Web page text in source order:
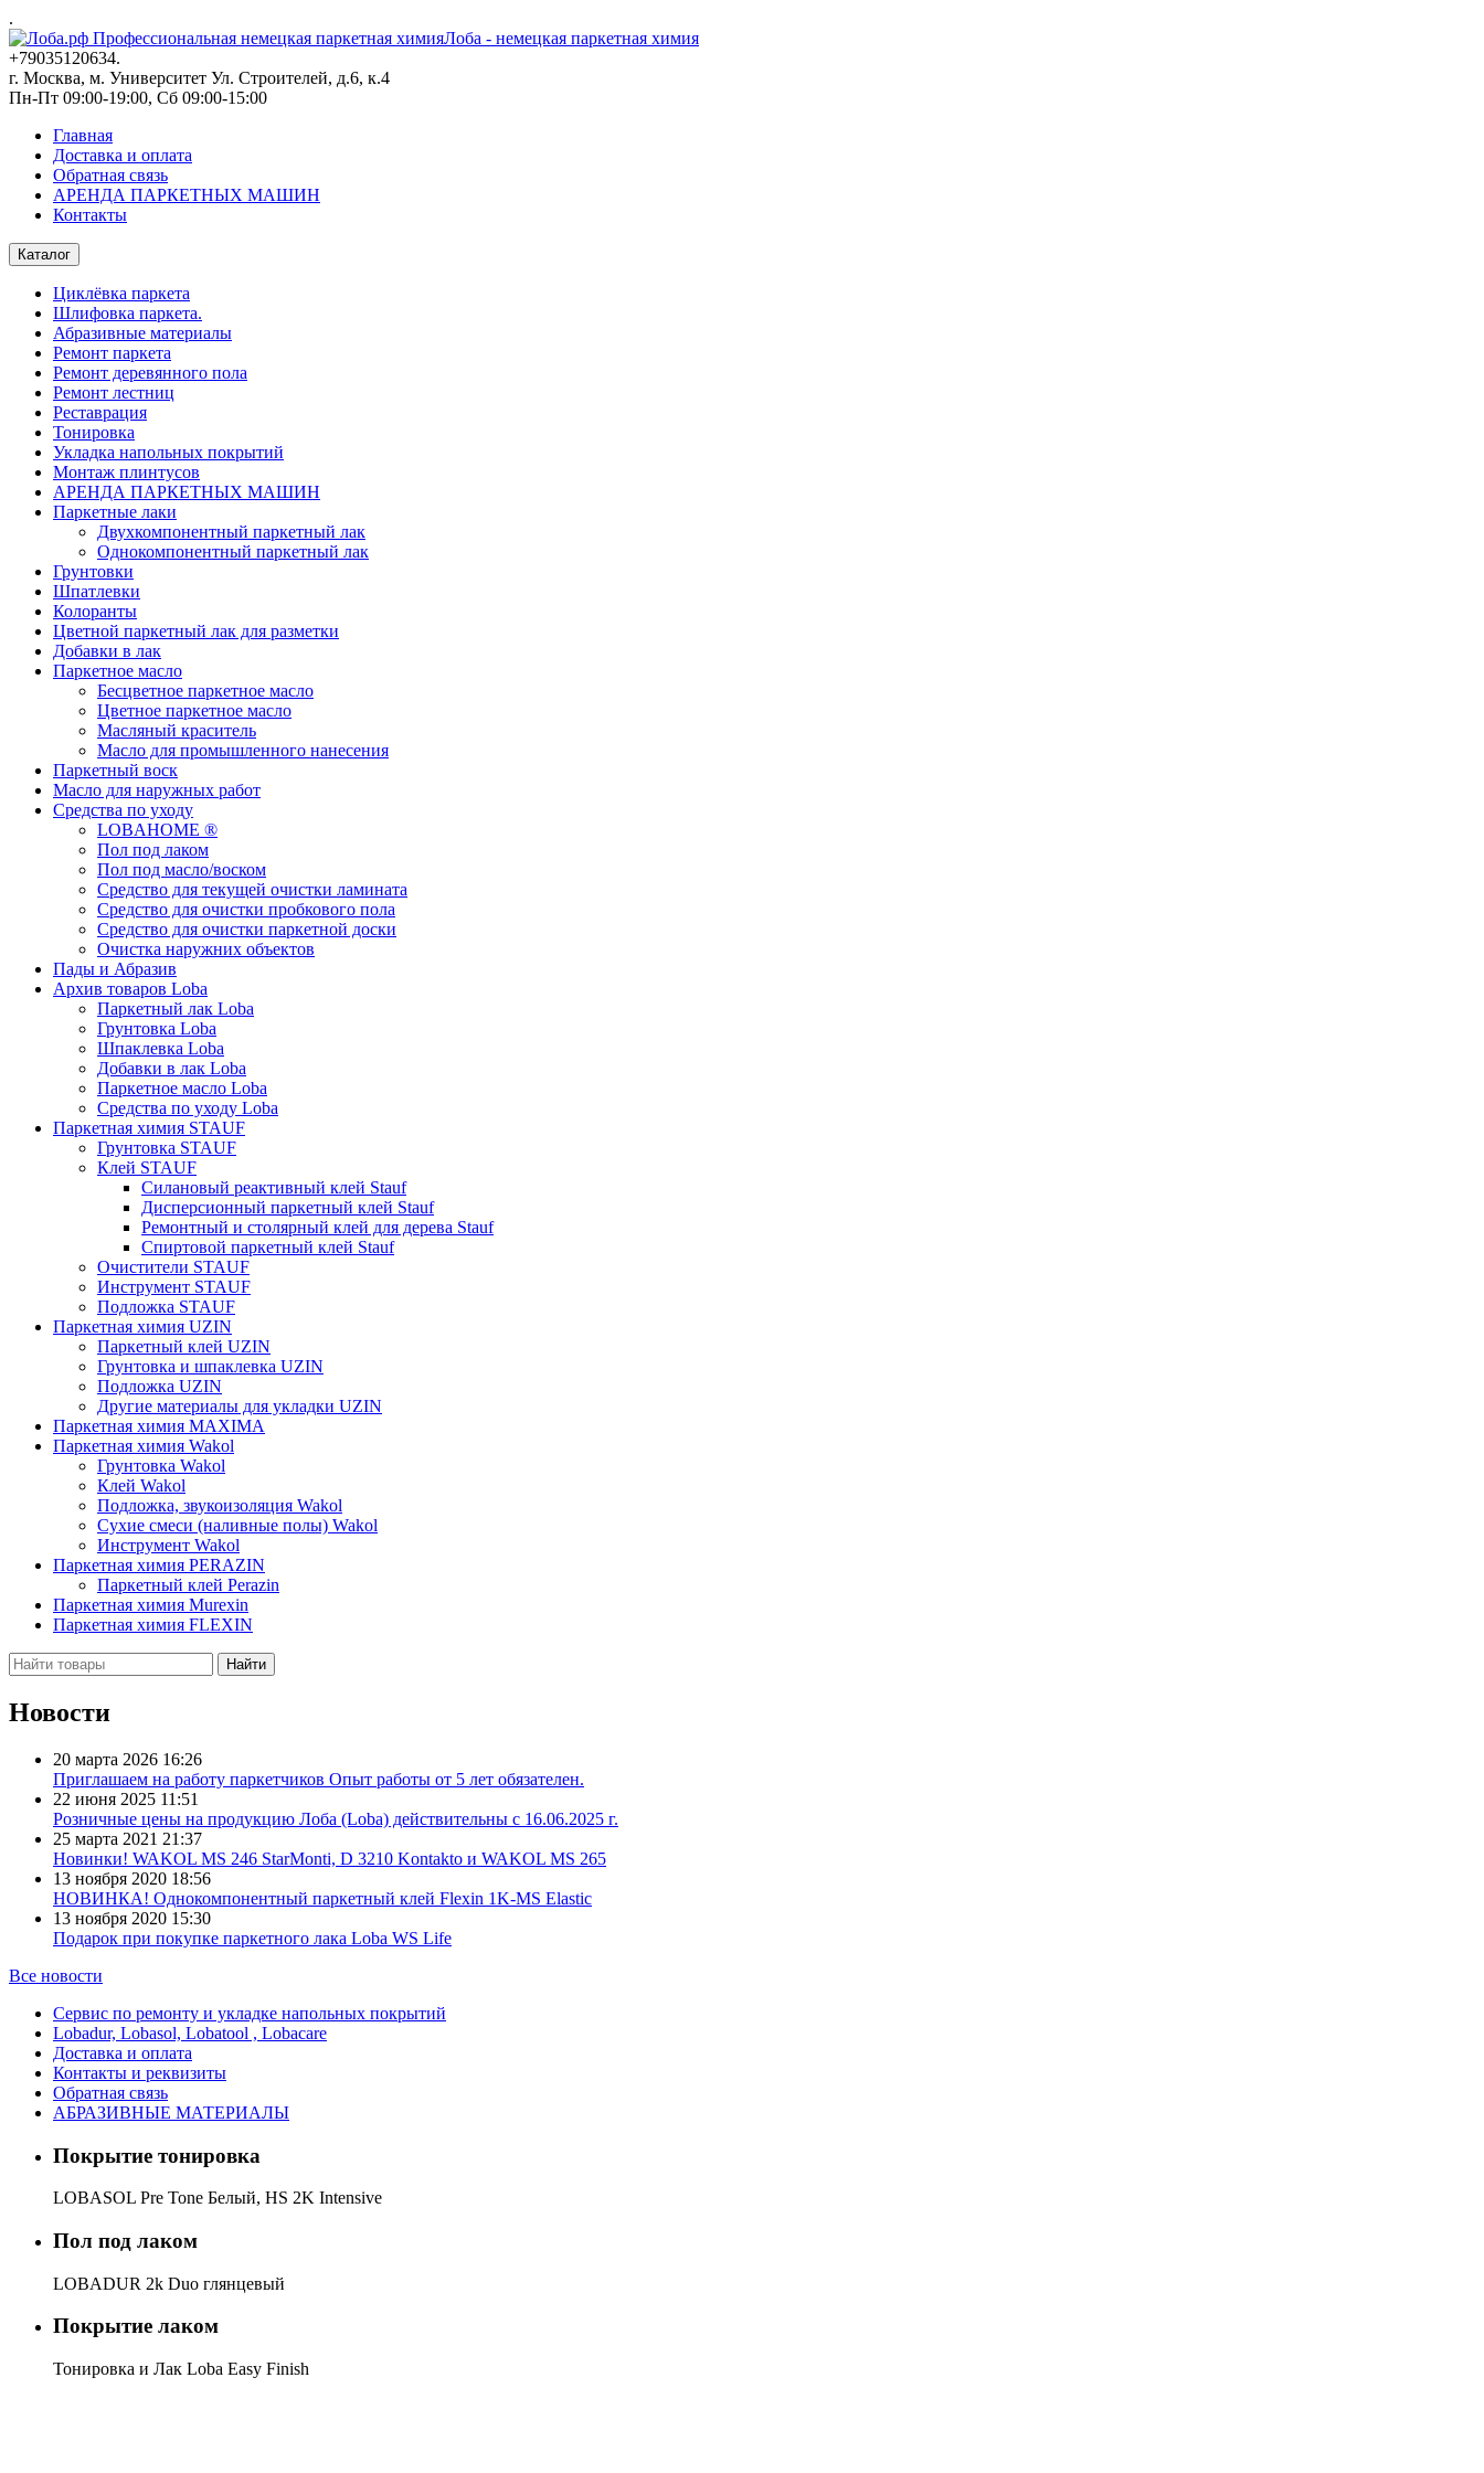
.
Лоба - немецкая паркетная химия
+79035120634​.
г. Москва, м. Университет Ул. Строителей, д.6, к.4
Пн-Пт 09:00-19:00, Сб 09:00-15:00
Главная
Доставка и оплата
Обратная связь
АРЕНДА ПАРКЕТНЫХ МАШИН
Контакты
Каталог
Циклёвка паркета
Шлифовка паркета.
Абразивные материалы
Ремонт паркета
Ремонт деревянного пола
Ремонт лестниц
Реставрация
Тонировка
Укладка напольных покрытий
Монтаж плинтусов
АРЕНДА ПАРКЕТНЫХ МАШИН
Паркетные лаки
Двухкомпонентный паркетный лак
Однокомпонентный паркетный лак
Грунтовки
Шпатлевки
Колоранты
Цветной паркетный лак для разметки
Добавки в лак
Паркетное масло
Бесцветное паркетное масло
Цветное паркетное масло
Масляный краситель
Масло для промышленного нанесения
Паркетный воск
Масло для наружных работ
Средства по уходу
LOBAHOME ®
Пол под лаком
Пол под масло/воском
Средство для текущей очистки ламината
Средство для очистки пробкового пола
Средство для очистки паркетной доски
Очистка наружних объектов
Пады и Абразив
Архив товаров Loba
Паркетный лак Loba
Грунтовка Loba
Шпаклевка Loba
Добавки в лак Loba
Паркетное масло Loba
Средства по уходу Loba
Паркетная химия STAUF
Грунтовка STAUF
Клей STAUF
Силановый реактивный клей Stauf
Дисперсионный паркетный клей Stauf
Ремонтный и столярный клей для дерева Stauf
Спиртовой паркетный клей Stauf
Очистители STAUF
Инструмент STAUF
Подложка STAUF
Паркетная химия UZIN
Паркетный клей UZIN
Грунтовка и шпаклевка UZIN
Подложка UZIN
Другие материалы для укладки UZIN
Паркетная химия MAXIMA
Паркетная химия Wakol
Грунтовка Wakol
Клей Wakol
Подложка, звукоизоляция Wakol
Сухие смеси (наливные полы) Wakol
Инструмент Wakol
Паркетная химия PERAZIN
Паркетный клей Perazin
Паркетная химия Murexin
Паркетная химия FLEXIN
Новости
20 марта 2026 16:26
Приглашаем на работу паркетчиков Опыт работы от 5 лет обязателен.
22 июня 2025 11:51
Розничные цены на продукцию Лоба (Loba) действительны с 16.06.2025 г.
25 марта 2021 21:37
Новинки! WAKOL MS 246 StarMonti, D 3210 Kontakto и WAKOL MS 265
13 ноября 2020 18:56
НОВИНКА! Однокомпонентный паркетный клей Flexin 1K-MS Elastic
13 ноября 2020 15:30
Подарок при покупке паркетного лака Loba WS Life
Все новости
Сервис по ремонту и укладке напольных покрытий
Lobadur, Lobasol, Lobatool , Lobacare
Доставка и оплата
Контакты и реквизиты
Обратная связь
АБРАЗИВНЫЕ МАТЕРИАЛЫ
Покрытие тонировка
LOBASOL Pre Tone Белый, HS 2K Intensive
Пол под лаком
LOBADUR 2k Duo глянцевый
Покрытие лаком
Тонировка и Лак Loba Easy Finish